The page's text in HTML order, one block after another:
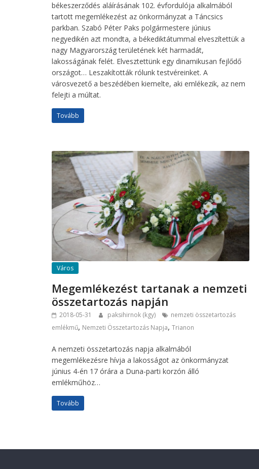
békeszerződés aláírásának 102. évfordulója alkalmából
tartott megemlékezést az önkormányzat a Táncsics
parkban. Szabó Péter Paks polgármestere június
negyedikén azt mondta, a békediktátummal elveszítettük a
nagy Magyarország területének két harmadát,
lakosságának felét. Elvesztettünk egy dinamikusan fejlődő
országot… Leszakították rólunk testvéreinket. A
városvezető a beszédében kiemelte, aki emlékezik, az nem
felejti a múltat.
Tovább
Város
Megemlékezést tartanak a nemzeti
összetartozás napján
2018-05-31 paksihirnok (kgy)
nemzeti összetartozás
emlékmű, Nemzeti Összetartozás Napja, Trianon
A nemzeti összetartozás napja alkalmából
megemlékezésre hívja a lakosságot az önkormányzat
június 4-én 17 órára a Duna-parti korzón álló
emlékműhöz…
Tovább